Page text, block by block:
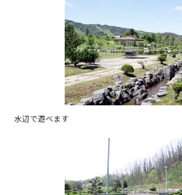
水辺で遊べます